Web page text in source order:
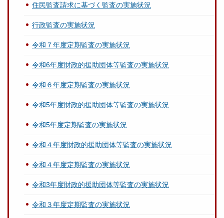
住民監査請求に基づく監査の実施状況
行政監査の実施状況
令和７年度定期監査の実施状況
令和6年度財政的援助団体等監査の実施状況
令和６年度定期監査の実施状況
令和5年度財政的援助団体等監査の実施状況
令和5年度定期監査の実施状況
令和４年度財政的援助団体等監査の実施状況
令和４年度定期監査の実施状況
令和3年度財政的援助団体等監査の実施状況
令和３年度定期監査の実施状況